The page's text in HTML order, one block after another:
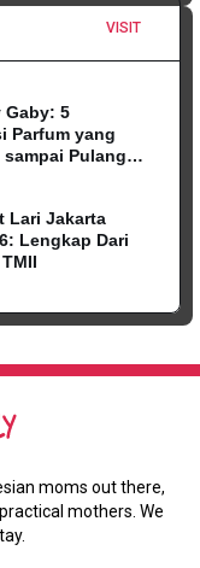
VISIT
Gaby: 5
Parfum yang
sampai Pulang
Lari Jakarta
Lengkap Dari
moms out there,
mothers. We